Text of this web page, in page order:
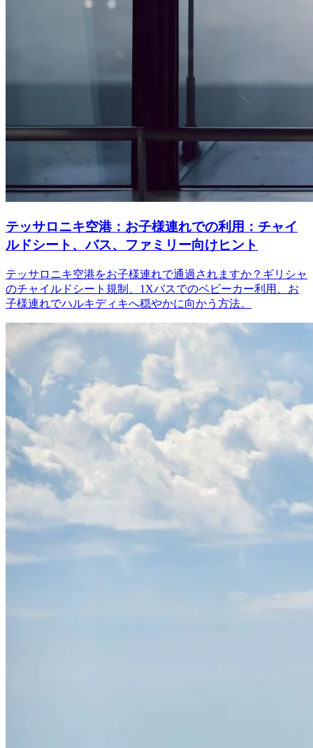
テッサロニキ空港：お子様連れでの利用：チャイ
ルドシート、バス、ファミリー向けヒント
テッサロニキ空港をお子様連れで通過されますか？ギリシャ
のチャイルドシート規制、1Xバスでのベビーカー利用、お
子様連れでハルキディキへ穏やかに向かう方法。